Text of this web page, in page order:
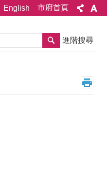
English 市府首頁
搜尋 進階搜尋